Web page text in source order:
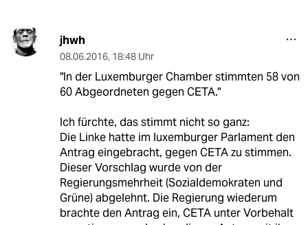
jhwh
08.06.2016, 18:48 Uhr
"In der Luxemburger Chamber stimmten 58 von
60 Abgeordneten gegen CETA."
Ich fürchte, das stimmt nicht so ganz:
Die Linke hatte im luxemburger Parlament den
Antrag eingebracht, gegen CETA zu stimmen.
Dieser Vorschlag wurde von der
Regierungsmehrheit (Sozialdemokraten und
Grüne) abgelehnt. Die Regierung wiederum
brachte den Antrag ein, CETA unter Vorbehalt